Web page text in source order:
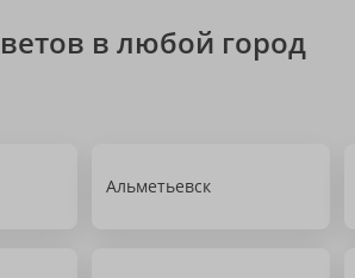
в любой город
Альметьевск